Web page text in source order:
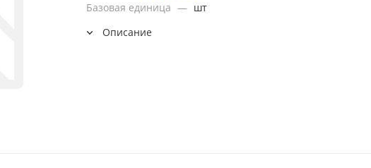
Базовая единица — шт
Описание